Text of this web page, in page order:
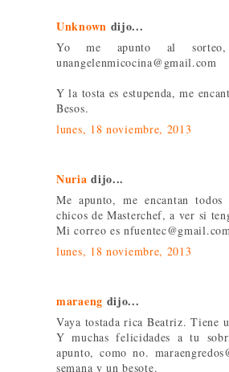
Unknown dijo...
Yo me apunto al
unangelenmicocina@gmail.com
Y la tosta es estupenda, me
Besos.
lunes, 18 noviembre, 2013
Nuria dijo...
Me apunto, me encantan
chicos de Masterchef, a ver si
Mi correo es nfuentec@gmail.com
lunes, 18 noviembre, 2013
maraeng dijo...
Vaya tostada rica Beatriz. Tiene
Y muchas felicidades a tu
apunto, como no.
semana y un besote.